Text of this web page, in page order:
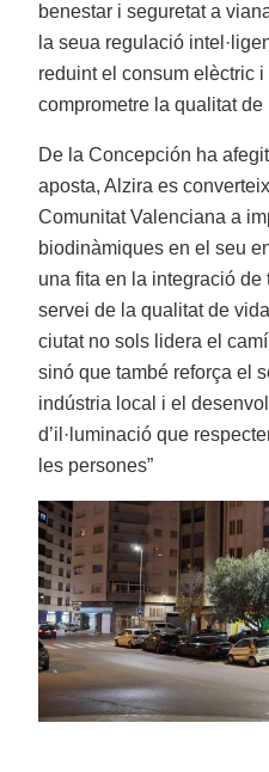
benestar i seguretat a
la seua regulació
reduint el consum elèctric
comprometre la qualitat de
De la Concepción ha
aposta, Alzira es
Comunitat Valenciana a
biodinàmiques en el seu
una fita en la integració de
servei de la qualitat de
ciutat no sols lidera el
sinó que també reforça el
indústria local i el
d’il·luminació que
les persones”